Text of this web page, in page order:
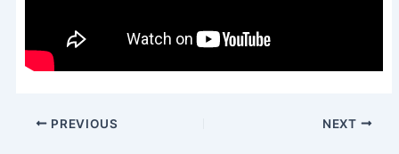
PREVIOUS NEXT